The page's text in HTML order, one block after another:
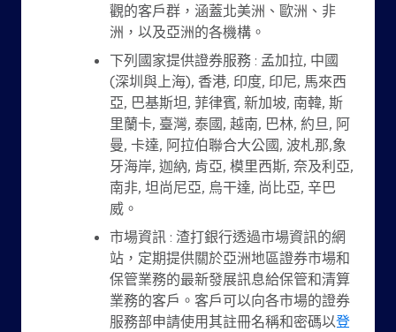
觀的客戶群，涵蓋北美洲、歐洲、非
洲，以及亞洲的各機構。
下列國家提供證券服務 : 孟加拉, 中國
(深圳與上海), 香港, 印度, 印尼, 馬來西
亞, 巴基斯坦, 菲律賓, 新加坡, 南韓, 斯
里蘭卡, 臺灣, 泰國, 越南, 巴林, 約旦, 阿
曼, 卡達, 阿拉伯聯合大公國, 波札那,象
牙海岸, 迦納, 肯亞, 模里西斯, 奈及利亞,
南非, 坦尚尼亞, 烏干達, 尚比亞, 辛巴
威。
市場資訊 : 渣打銀行透過市場資訊的網
站，定期提供關於亞洲地區證券市場和
保管業務的最新發展訊息給保管和清算
業務的客戶。客戶可以向各市場的證券
服務部申請使用其註冊名稱和密碼以登